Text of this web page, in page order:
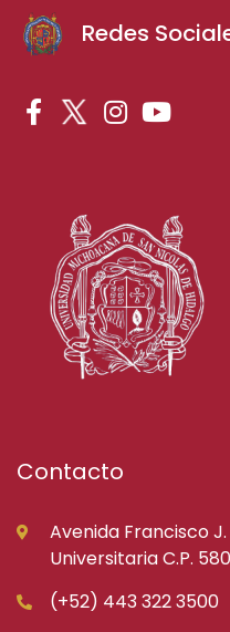
Redes
Contacto
Avenida Francisco
Universitaria C.P.
(+52) 443 322 3500